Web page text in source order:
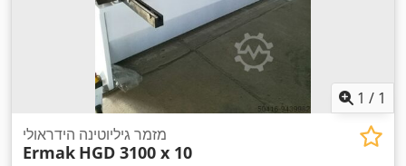
1 / 1
מזמר גיליוטינה הידראולי
Ermak HGD 3100 x 10